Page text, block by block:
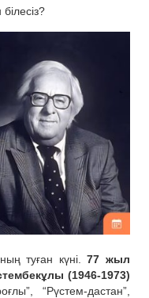
туған күні.77 жыл
(1946-1973)
“Рүстем-дастан”,